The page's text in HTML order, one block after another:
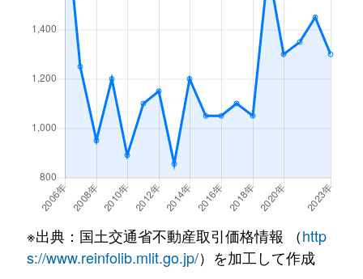
見瀬町
橿原神宮前
徒歩4分
見瀬町
橿原神宮前
徒歩6分
南八木町
2,600万円 大和八木
八木町
1,800万円
山之坊町
1,500万円 耳成
徒歩13分
山之坊町
240万円 耳成
徒歩6分
和田町
3,000万円 橿原神宮前 徒歩18分
光陽町
五条野町
徒歩
五条野町
200万円
五条野町
1,200万円
1,100万円
地黄町
3,200万円 大和八木
徒歩
地黄町
3,900万円 大和八木
徒歩9
※出典：国土交通省不動産取引価格情報 （http
s://www.reinfolib.mlit.go.jp/）を加工して作成